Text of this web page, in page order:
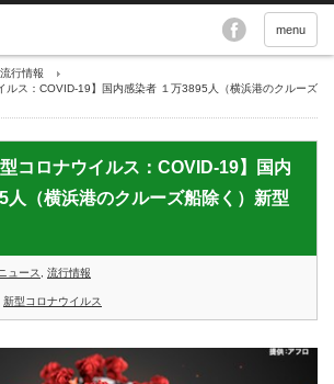
menu
流行情報
ス：COVID-19】国内感染者 １万3895人（横浜港のクルーズ
コロナウイルス：COVID-19】国内
人（横浜港のクルーズ船除く）新型
ュース 流行情報
新型コロナウイルス